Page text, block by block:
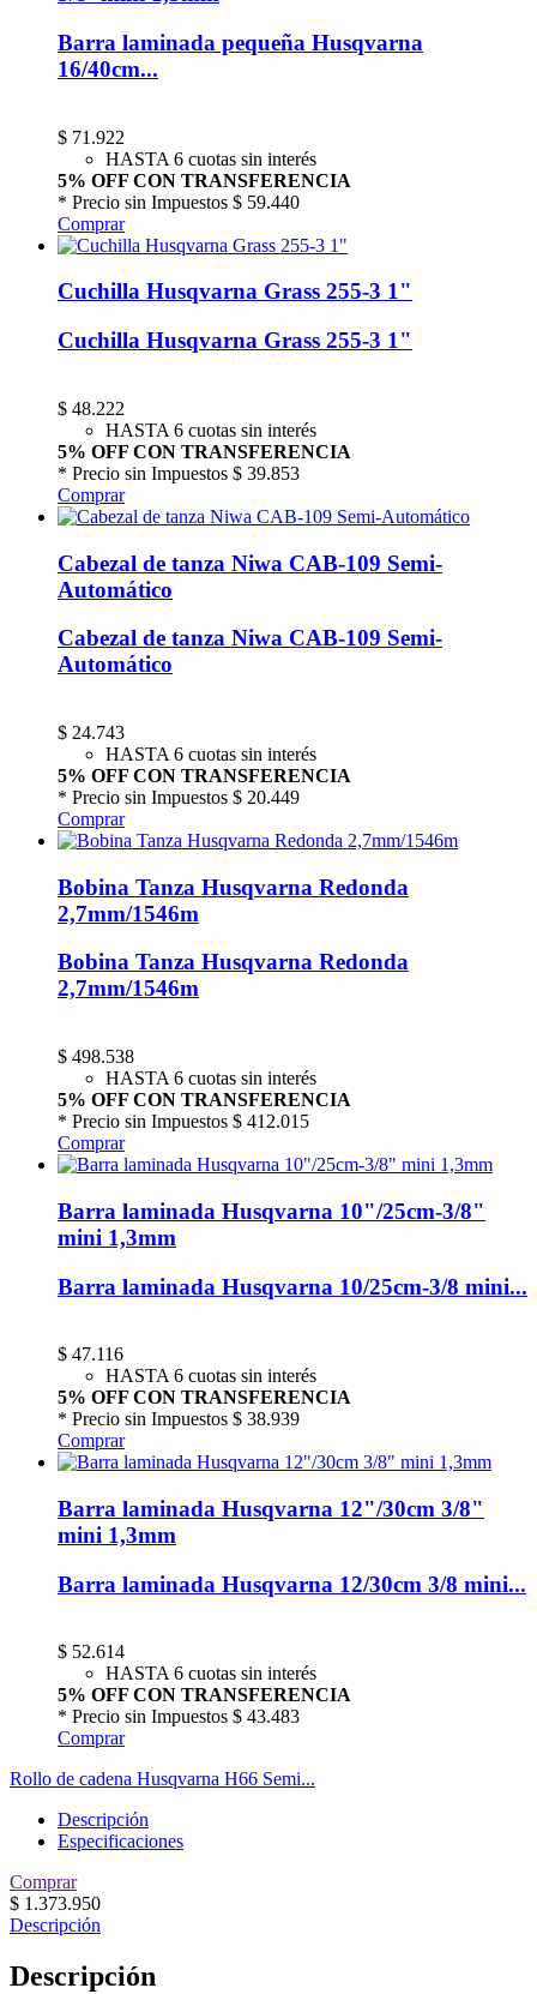
Barra laminada pequeña Husqvarna
16/40cm...
$ 71.922
HASTA 6 cuotas sin interés
5% OFF CON TRANSFERENCIA
* Precio sin Impuestos $ 59.440
Comprar
Cuchilla Husqvarna Grass 255-3 1"
Cuchilla Husqvarna Grass 255-3 1"
$ 48.222
HASTA 6 cuotas sin interés
5% OFF CON TRANSFERENCIA
* Precio sin Impuestos $ 39.853
Comprar
Cabezal de tanza Niwa CAB-109 Semi-
Automático
Cabezal de tanza Niwa CAB-109 Semi-
Automático
$ 24.743
HASTA 6 cuotas sin interés
5% OFF CON TRANSFERENCIA
* Precio sin Impuestos $ 20.449
Comprar
Bobina Tanza Husqvarna Redonda
2,7mm/1546m
Bobina Tanza Husqvarna Redonda
2,7mm/1546m
$ 498.538
HASTA 6 cuotas sin interés
5% OFF CON TRANSFERENCIA
* Precio sin Impuestos $ 412.015
Comprar
Barra laminada Husqvarna 10"/25cm-3/8"
mini 1,3mm
Barra laminada Husqvarna 10/25cm-3/8 mini...
$ 47.116
HASTA 6 cuotas sin interés
5% OFF CON TRANSFERENCIA
* Precio sin Impuestos $ 38.939
Comprar
Barra laminada Husqvarna 12"/30cm 3/8"
mini 1,3mm
Barra laminada Husqvarna 12/30cm 3/8 mini...
$ 52.614
HASTA 6 cuotas sin interés
5% OFF CON TRANSFERENCIA
* Precio sin Impuestos $ 43.483
Comprar
Rollo de cadena Husqvarna H66 Semi...
Descripción
Especificaciones
Comprar
$ 1.373.950
Descripción
Descripción